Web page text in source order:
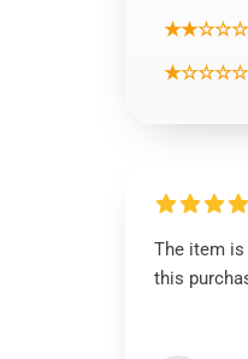
★★☆☆☆
★☆☆☆☆
The item
this